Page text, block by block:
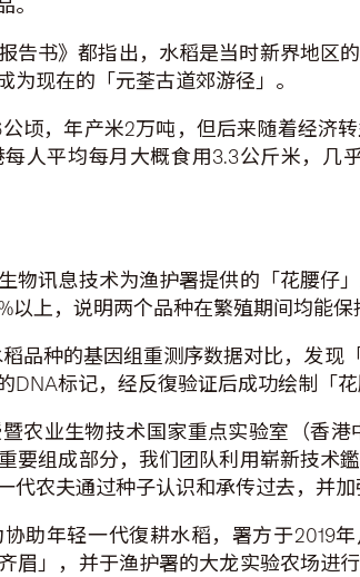
告书》都指出，水稻是当时新界地
现在的「元荃古道郊游径」。
顷，年产米2万吨，但后来随着经济
人平均每月大概食用3.3公斤米，几
物讯息技术为渔护署提供的「花腰仔
上，说明两个品种在繁殖期间均能保
品种的基因组重测序数据对比，发现
标记，经反復验证后成功绘制「
农业生物技术国家重点实验室（香港
要组成部分，我们团队利用崭新技术
代农夫通过种子认识和承传过去，并
助年轻一代復耕水稻，署方于2019
眉」，并于渔护署的大龙实验农场进